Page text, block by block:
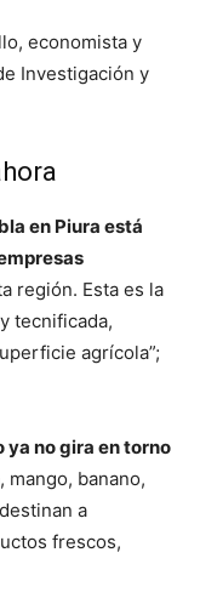
economista y
Investigación y
en Piura está
región. Esta es la
tecnificada,
agrícola”;
ya no gira en torno
mango, banano,
a
frescos,